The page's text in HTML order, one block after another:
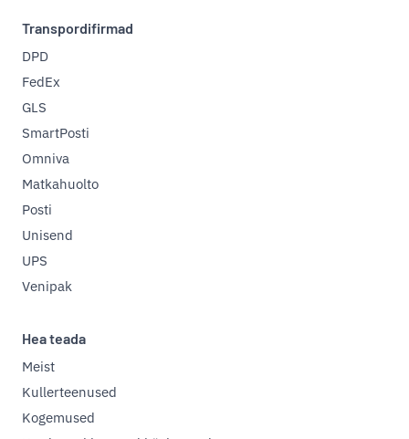
Transpordifirmad
DPD
FedEx
GLS
SmartPosti
Omniva
Matkahuolto
Posti
Unisend
UPS
Venipak
Hea teada
Meist
Kullerteenused
Kogemused